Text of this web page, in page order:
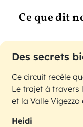
Ce que dit
Des secrets
Ce circuit recèle
Le trajet à travers
et la Valle
Heidi